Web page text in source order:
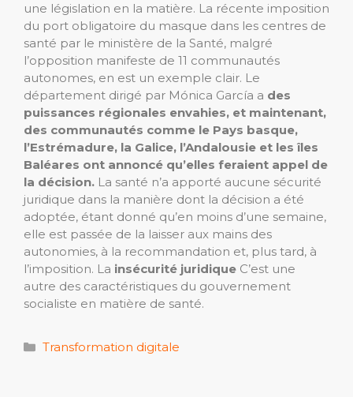
une législation en la matière. La récente imposition
du port obligatoire du masque dans les centres de
santé par le ministère de la Santé, malgré
l’opposition manifeste de 11 communautés
autonomes, en est un exemple clair. Le
département dirigé par Mónica García a des
puissances régionales envahies, et maintenant,
des communautés comme le Pays basque,
l’Estrémadure, la Galice, l’Andalousie et les îles
Baléares ont annoncé qu’elles feraient appel de
la décision. La santé n’a apporté aucune sécurité
juridique dans la manière dont la décision a été
adoptée, étant donné qu’en moins d’une semaine,
elle est passée de la laisser aux mains des
autonomies, à la recommandation et, plus tard, à
l’imposition. La insécurité juridique C’est une
autre des caractéristiques du gouvernement
socialiste en matière de santé.
Catégories
Transformation digitale